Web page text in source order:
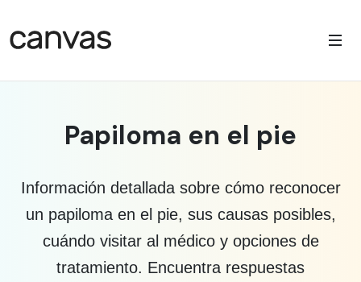
Papiloma en el pie
Información detallada sobre cómo reconocer
un papiloma en el pie, sus causas posibles,
cuándo visitar al médico y opciones de
tratamiento. Encuentra respuestas